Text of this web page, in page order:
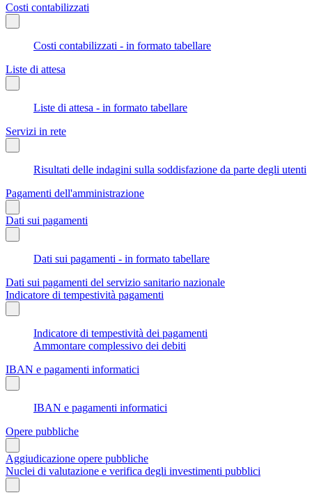
Costi contabilizzati
Costi contabilizzati - in formato tabellare
Liste di attesa
Liste di attesa - in formato tabellare
Servizi in rete
Risultati delle indagini sulla soddisfazione da parte degli utenti
Pagamenti dell'amministrazione
Dati sui pagamenti
Dati sui pagamenti - in formato tabellare
Dati sui pagamenti del servizio sanitario nazionale
Indicatore di tempestività pagamenti
Indicatore di tempestività dei pagamenti
Ammontare complessivo dei debiti
IBAN e pagamenti informatici
IBAN e pagamenti informatici
Opere pubbliche
Aggiudicazione opere pubbliche
Nuclei di valutazione e verifica degli investimenti pubblici